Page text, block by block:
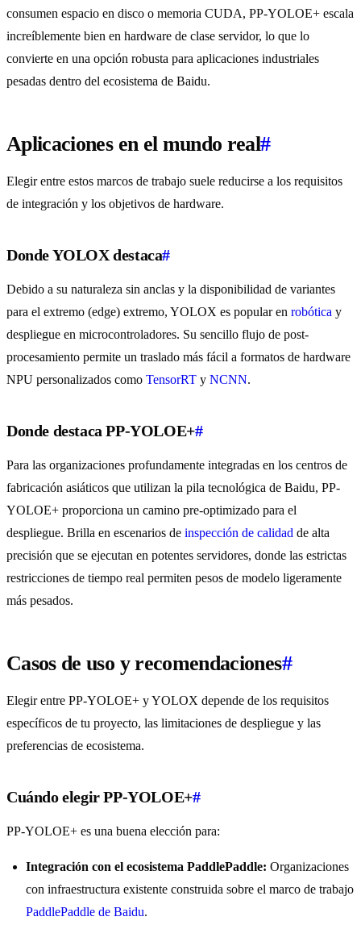
consumen espacio en disco o memoria CUDA, PP-YOLOE+ escala
increíblemente bien en hardware de clase servidor, lo que lo
convierte en una opción robusta para aplicaciones industriales
pesadas dentro del ecosistema de Baidu.
Aplicaciones en el mundo real#
Elegir entre estos marcos de trabajo suele reducirse a los requisitos
de integración y los objetivos de hardware.
Donde YOLOX destaca#
Debido a su naturaleza sin anclas y la disponibilidad de variantes
para el extremo (edge) extremo, YOLOX es popular en robótica y
despliegue en microcontroladores. Su sencillo flujo de post-
procesamiento permite un traslado más fácil a formatos de hardware
NPU personalizados como TensorRT y NCNN.
Donde destaca PP-YOLOE+#
Para las organizaciones profundamente integradas en los centros de
fabricación asiáticos que utilizan la pila tecnológica de Baidu, PP-
YOLOE+ proporciona un camino pre-optimizado para el
despliegue. Brilla en escenarios de inspección de calidad de alta
precisión que se ejecutan en potentes servidores, donde las estrictas
restricciones de tiempo real permiten pesos de modelo ligeramente
más pesados.
Casos de uso y recomendaciones#
Elegir entre PP-YOLOE+ y YOLOX depende de los requisitos
específicos de tu proyecto, las limitaciones de despliegue y las
preferencias de ecosistema.
Cuándo elegir PP-YOLOE+#
PP-YOLOE+ es una buena elección para:
Integración con el ecosistema PaddlePaddle: Organizaciones
con infraestructura existente construida sobre el marco de trabajo
PaddlePaddle de Baidu.